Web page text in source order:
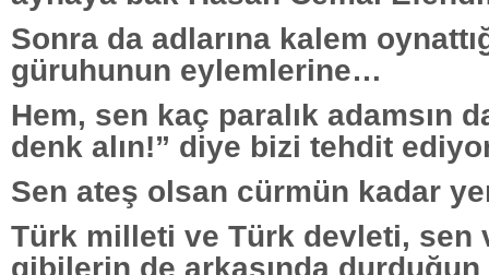
Sonra da adlarına kalem
güruhunun eylemlerine…
Hem, sen kaç paralık adamsın
denk alın!” diye bizi tehdit
Sen ateş olsan cürmün kadar
Türk milleti ve Türk devleti, sen
gibilerin de arkasında durduğun